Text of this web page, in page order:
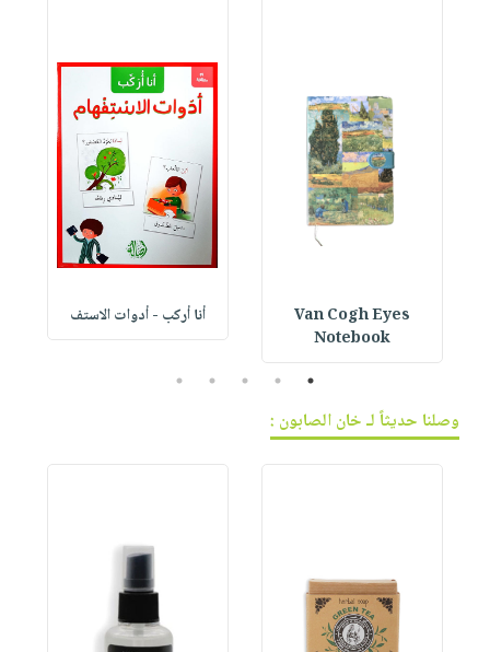
Van Cogh Eyes
Notebook
أنا أركب - أدوات الاستف
1
2
3
4
5
وصلنا حديثاً لـ خان الصابون :